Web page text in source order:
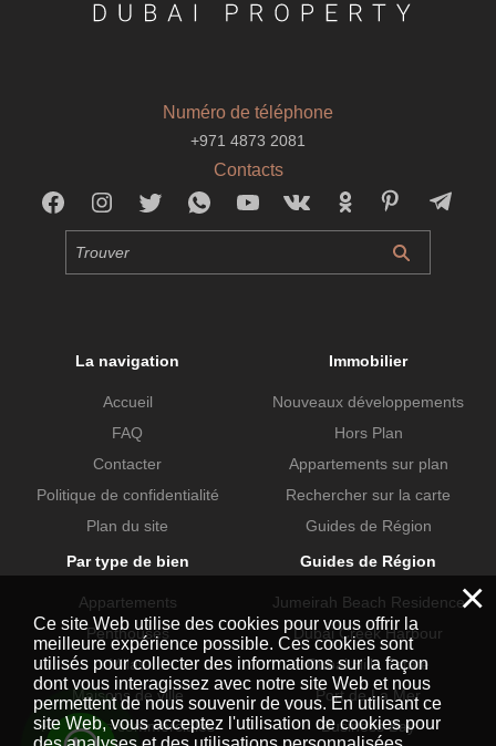
Numéro de téléphone
+971 4873 2081
Contacts
La navigation
Accueil
FAQ
Contacter
Politique de confidentialité
Plan du site
Immobilier
Nouveaux développements
Hors Plan
Appartements sur plan
Rechercher sur la carte
Guides de Région
Par type de bien
Appartements
Penthouses
Villas
Maisons de ville
Propriétés commerciales
Guides de Région
Jumeirah Beach Residence
Dubai Creek Harbour
Dubai Hills Estate
Port de La Mer
Business Bay
×
Ce site Web utilise des cookies pour vous offrir la
meilleure expérience possible. Ces cookies sont
utilisés pour collecter des informations sur la façon
dont vous interagissez avec notre site Web et nous
permettent de nous souvenir de vous. En utilisant ce
site Web, vous acceptez l'utilisation de cookies pour